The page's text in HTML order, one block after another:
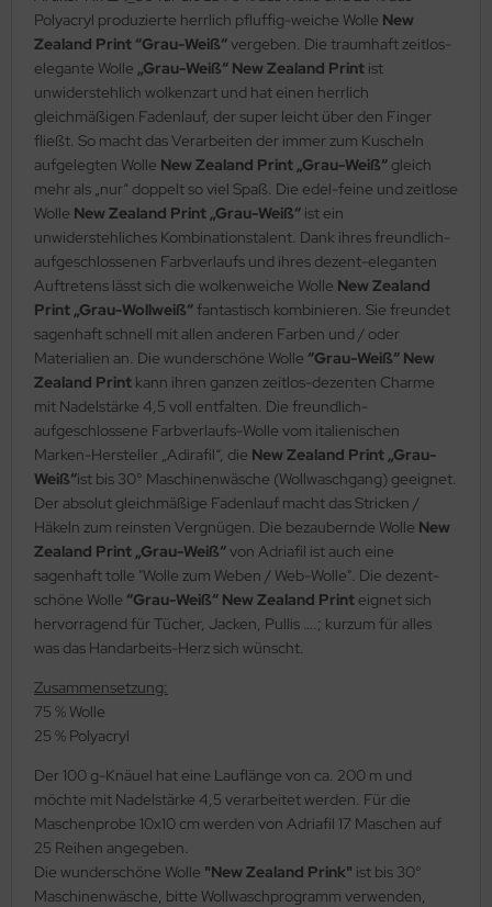
Polyacryl produzierte herrlich pfluffig-weiche Wolle New
Zealand Print “Grau-Weiß“vergeben. Die traumhaft zeitlos-
elegante Wolle „Grau-Weiß“ New Zealand Print ist
unwiderstehlich wolkenzart und hat einen herrlich
gleichmäßigen Fadenlauf, der super leicht über den Finger
fließt. So macht das Verarbeiten der immer zum Kuscheln
aufgelegten Wolle New Zealand Print „Grau-Weiß“ gleich
mehr als „nur“ doppelt so viel Spaß. Die edel-feine und zeitlose
Wolle New Zealand Print „Grau-Weiß“ ist ein
unwiderstehliches Kombinationstalent. Dank ihres freundlich-
aufgeschlossenen Farbverlaufs und ihres dezent-eleganten
Auftretens lässt sich die wolkenweiche Wolle New Zealand
Print „Grau-Wollweiß“fantastisch kombinieren. Sie freundet
sagenhaft schnell mit allen anderen Farben und / oder
Materialien an. Die wunderschöne Wolle “Grau-Weiß“ New
Zealand Print kann ihren ganzen zeitlos-dezenten Charme
mit Nadelstärke 4,5 voll entfalten. Die freundlich-
aufgeschlossene Farbverlaufs-Wolle vom italienischen
Marken-Hersteller „Adirafil“, die New Zealand Print „Grau-
Weiß“ist bis 30° Maschinenwäsche (Wollwaschgang) geeignet.
Der absolut gleichmäßige Fadenlauf macht das Stricken /
Häkeln zum reinsten Vergnügen. Die bezaubernde Wolle New
Zealand Print „Grau-Weiß“von Adriafil ist auch eine
sagenhaft tolle "Wolle zum Weben / Web-Wolle". Die dezent-
schöne Wolle “Grau-Weiß“ New Zealand Print eignet sich
hervorragend für Tücher, Jacken, Pullis ….; kurzum für alles
was das Handarbeits-Herz sich wünscht.
Zusammensetzung:
75 % Wolle
25 % Polyacryl
Der 100 g-Knäuel hat eine Lauflänge von ca. 200 m und
möchte mit Nadelstärke 4,5 verarbeitet werden. Für die
Maschenprobe 10x10 cm werden von Adriafil 17 Maschen auf
25 Reihen angegeben.
Die wunderschöne Wolle "New Zealand Prink" ist bis 30°
Maschinenwäsche, bitte Wollwaschprogramm verwenden,